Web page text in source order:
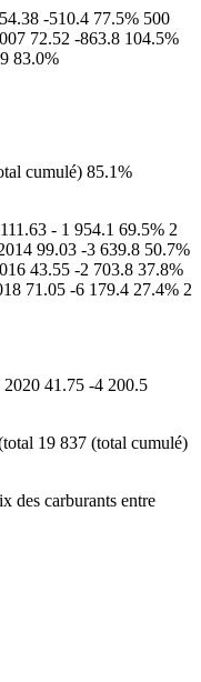
-510.4 77.5% 500
72.52 -863.8 104.5%
83.0%
cumulé) 85.1%
- 1 954.1 69.5% 2
99.03 -3 639.8 50.7%
43.55 -2 703.8 37.8%
71.05 -6 179.4 27.4% 2
41.75 -4 200.5
19 837 (total cumulé)
des carburants entre